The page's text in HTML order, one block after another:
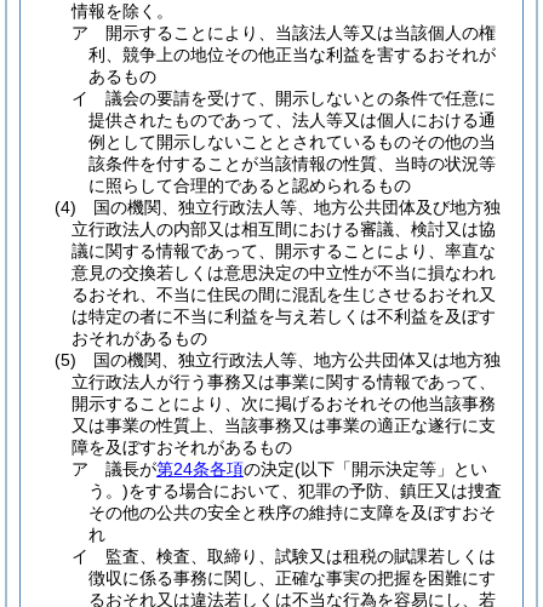
情報を除く。
ア
開示することにより、当該法人等又は当該個人の権
利、競争上の地位その他正当な利益を害するおそれが
あるもの
イ
議会の要請を受けて、開示しないとの条件で任意に
提供されたものであって、法人等又は個人における通
例として開示しないこととされているものその他の当
該条件を付することが当該情報の性質、当時の状況等
に照らして合理的であると認められるもの
(4)
国の機関、独立行政法人等、地方公共団体及び地方独
立行政法人の内部又は相互間における審議、検討又は協
議に関する情報であって、開示することにより、率直な
意見の交換若しくは意思決定の中立性が不当に損なわれ
るおそれ、不当に住民の間に混乱を生じさせるおそれ又
は特定の者に不当に利益を与え若しくは不利益を及ぼす
おそれがあるもの
(5)
国の機関、独立行政法人等、地方公共団体又は地方独
立行政法人が行う事務又は事業に関する情報であって、
開示することにより、次に掲げるおそれその他当該事務
又は事業の性質上、当該事務又は事業の適正な遂行に支
障を及ぼすおそれがあるもの
ア
議長が第24条各項の決定(以下「開示決定等」とい
う。)をする場合において、犯罪の予防、鎮圧又は捜査
その他の公共の安全と秩序の維持に支障を及ぼすおそ
れ
イ
監査、検査、取締り、試験又は租税の賦課若しくは
徴収に係る事務に関し、正確な事実の把握を困難にす
るおそれ又は違法若しくは不当な行為を容易にし、若